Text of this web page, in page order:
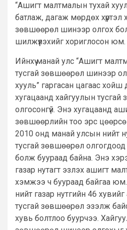
“Ашигт малтмалын тухай
батлаж, дагаж мөрдөх хүртэл
зөвшөөрөл шинээр олгох
шилжүүлэхийг хориглосон юм.
Ийнхүү манай улс “Ашигт
тусгай зөвшөөрөл шинээр
хууль” гаргасан цагаас
хугацаанд хайгуулын
олгосонгүй. Энэ хугацаанд
зөвшөөрлийн тоо эрс
2010 онд манай улсын нийт
тусгай зөвшөөрөл
болж буураад байна. Энэ
газар нутагт эзлэх ашигт
хэмжээ ч буураад байгаа
нийт газар нутгийн 46
тусгай зөвшөөрөл эзэлж
хувь болтлоо буурчээ.